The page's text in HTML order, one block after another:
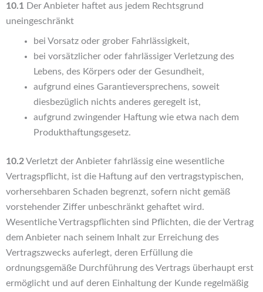
10.1 Der Anbieter haftet aus jedem Rechtsgrund
uneingeschränkt
bei Vorsatz oder grober Fahrlässigkeit,
bei vorsätzlicher oder fahrlässiger Verletzung des
Lebens, des Körpers oder der Gesundheit,
aufgrund eines Garantieversprechens, soweit
diesbezüglich nichts anderes geregelt ist,
aufgrund zwingender Haftung wie etwa nach dem
Produkthaftungsgesetz.
10.2 Verletzt der Anbieter fahrlässig eine wesentliche
Vertragspflicht, ist die Haftung auf den vertragstypischen,
vorhersehbaren Schaden begrenzt, sofern nicht gemäß
vorstehender Ziffer unbeschränkt gehaftet wird.
Wesentliche Vertragspflichten sind Pflichten, die der Vertrag
dem Anbieter nach seinem Inhalt zur Erreichung des
Vertragszwecks auferlegt, deren Erfüllung die
ordnungsgemäße Durchführung des Vertrags überhaupt erst
ermöglicht und auf deren Einhaltung der Kunde regelmäßig